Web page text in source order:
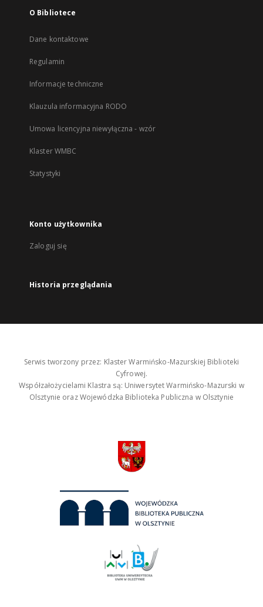
O Bibliotece
Dane kontaktowe
Regulamin
Informacje techniczne
Klauzula informacyjna RODO
Umowa licencyjna niewyłączna - wzór
Klaster WMBC
Statystyki
Konto użytkownika
Zaloguj się
Historia przeglądania
Serwis tworzony przez: Klaster Warmińsko-Mazurskiej Biblioteki
Cyfrowej.
Współzałożycielami Klastra są: Uniwersytet Warmińsko-Mazurski w
Olsztynie oraz Wojewódzka Biblioteka Publiczna w Olsztynie